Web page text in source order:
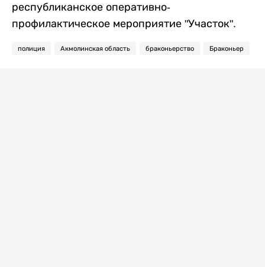
республиканское оперативно-
профилактическое мероприятие "Участок".
полиция Акмолинская область браконьерство Браконьер